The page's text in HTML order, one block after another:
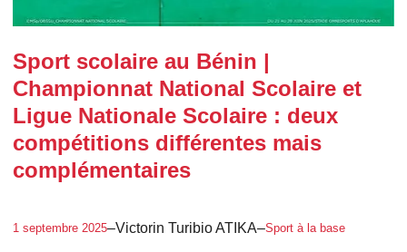
Sport scolaire au Bénin |
Championnat National Scolaire et
Ligue Nationale Scolaire : deux
compétitions différentes mais
complémentaires
1 septembre 2025–Victorin Turibio ATIKA–Sport à la base